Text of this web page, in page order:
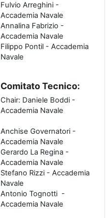
Fulvio Arreghini -
Accademia Navale
Annalina Fabrizio -
Accademia Navale
Filippo Pontil - Accademia
Navale
Comitato Tecnico:
Chair: Daniele Boddi -
Accademia Navale
Anchise Governatori -
Accademia Navale
Gerardo La Regina -
Accademia Navale
Stefano Rizzi - Accademia
Navale
Antonio Tognotti -
Accademia Navale